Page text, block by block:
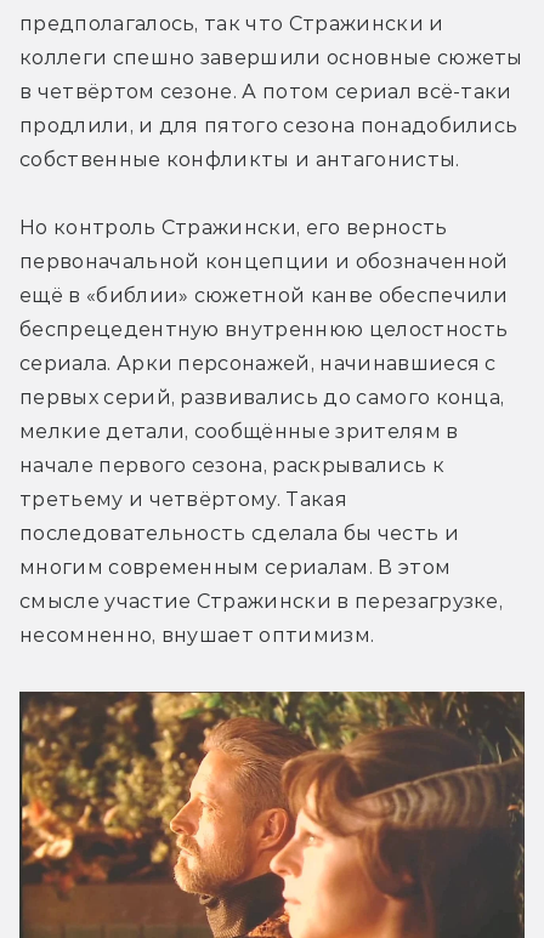
предполагалось, так что Стражински и
коллеги спешно завершили основные сюжеты
в четвёртом сезоне. А потом сериал всё-таки
продлили, и для пятого сезона понадобились
собственные конфликты и антагонисты.
Но контроль Стражински, его верность
первоначальной концепции и обозначенной
ещё в «библии» сюжетной канве обеспечили
беспрецедентную внутреннюю целостность
сериала. Арки персонажей, начинавшиеся с
первых серий, развивались до самого конца,
мелкие детали, сообщённые зрителям в
начале первого сезона, раскрывались к
третьему и четвёртому. Такая
последовательность сделала бы честь и
многим современным сериалам. В этом
смысле участие Стражински в перезагрузке,
несомненно, внушает оптимизм.